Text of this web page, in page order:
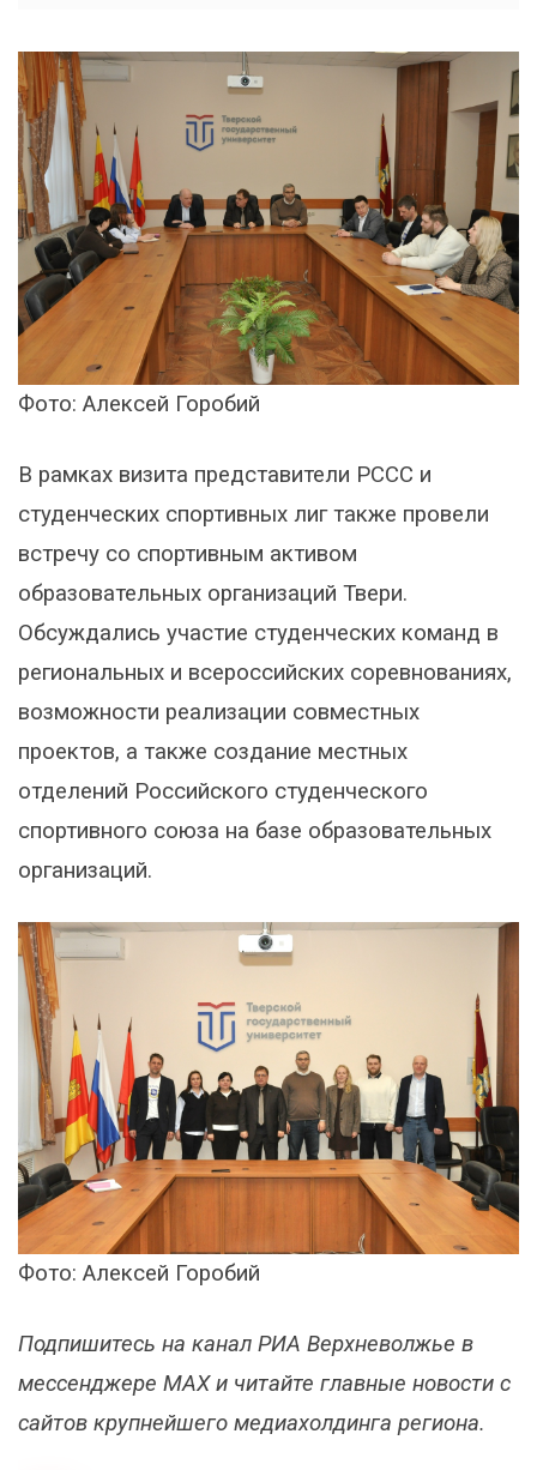
Фото: Алексей Горобий
В рамках визита представители РССС и
студенческих спортивных лиг также провели
встречу со спортивным активом
образовательных организаций Твери.
Обсуждались участие студенческих команд в
региональных и всероссийских соревнованиях,
возможности реализации совместных
проектов, а также создание местных
отделений Российского студенческого
спортивного союза на базе образовательных
организаций.
Фото: Алексей Горобий
Подпишитесь на канал РИА Верхневолжье в
мессенджере MAX и читайте главные новости с
сайтов крупнейшего медиахолдинга региона.